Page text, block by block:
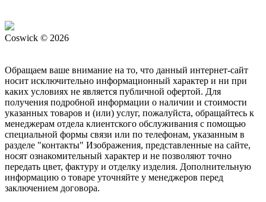
Coswick © 2026
Обращаем ваше внимание на то, что данный интернет-сайт
носит исключительно информационный характер и ни при
каких условиях не является публичной офертой. Для
получения подробной информации о наличии и стоимости
указанных товаров и (или) услуг, пожалуйста, обращайтесь к
менеджерам отдела клиентского обслуживания с помощью
специальной формы связи или по телефонам, указанным в
разделе "контакты" Изображения, представленные на сайте,
носят ознакомительный характер и не позволяют точно
передать цвет, фактуру и отделку изделия. Дополнительную
информацию о товаре уточняйте у менеджеров перед
заключением договора.